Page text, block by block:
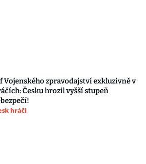
Vojenského zpravodajství exkluzivně v
Česku hrozil vyšší stupeň
hráči